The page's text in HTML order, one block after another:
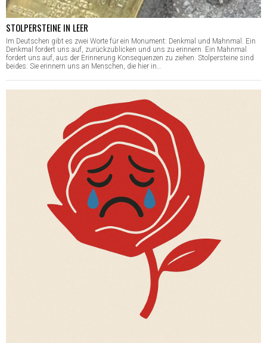
STOLPERSTEINE IN LEER
Im Deutschen gibt es zwei Worte für ein Monument: Denkmal und Mahnmal. Ein
Denkmal fordert uns auf, zurückzublicken und uns zu erinnern. Ein Mahnmal
fordert uns auf, aus der Erinnerung Konsequenzen zu ziehen. Stolpersteine sind
beides. Sie erinnern uns an Menschen, die hier in…